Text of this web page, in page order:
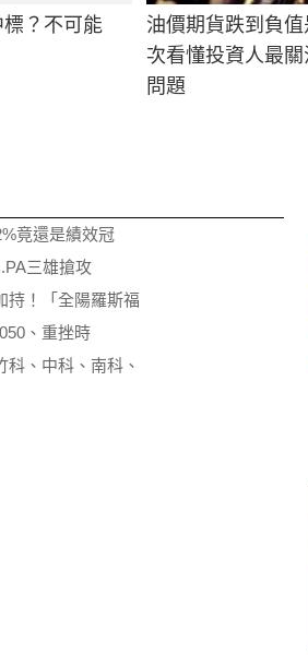
次看懂投資人最關
問題
竟還是績效冠
三雄搶攻
！「全陽羅斯福
、重挫時
、中科、南科、